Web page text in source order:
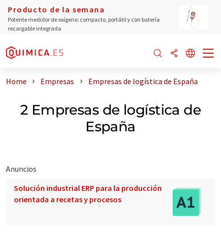
Producto de la semana
Potente medidor de oxígeno: compacto, portátil y con batería
recargable integrada
Home Empresas Empresas de logística de España
2 Empresas de logística de
España
Anuncios
Solución industrial ERP para la producción
orientada a recetas y procesos